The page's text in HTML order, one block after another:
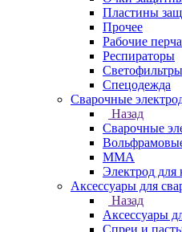
Пластины
Прочее
Рабочие
Респираторы
Светофильтры
Спецодежда
Сварочные
Назад
Сварочные
ММА
Электрод для
Аксессуары для
Назад
Аксессуары
Спреи и